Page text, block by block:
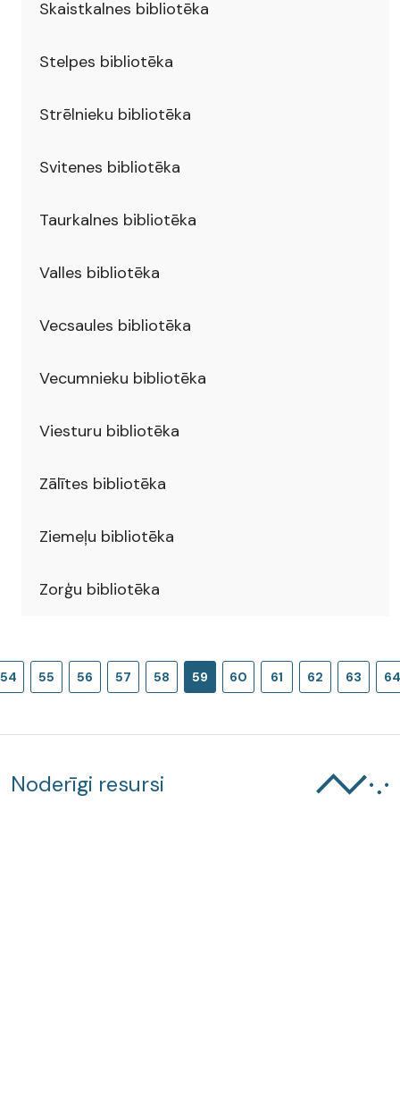
Skaistkalnes bibliotēka
Stelpes bibliotēka
Strēlnieku bibliotēka
Svitenes bibliotēka
Taurkalnes bibliotēka
Valles bibliotēka
Vecsaules bibliotēka
Vecumnieku bibliotēka
Viesturu bibliotēka
Zālītes bibliotēka
Ziemeļu bibliotēka
Zorģu bibliotēka
54 55 56 57 58 59 60 61 62 63 64
Noderīgi resursi